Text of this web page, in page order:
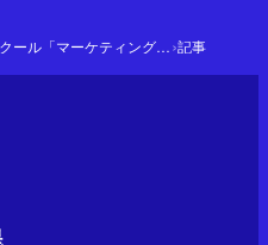
スタートアップ・スクール「マーケティング戦略の基本」›記事